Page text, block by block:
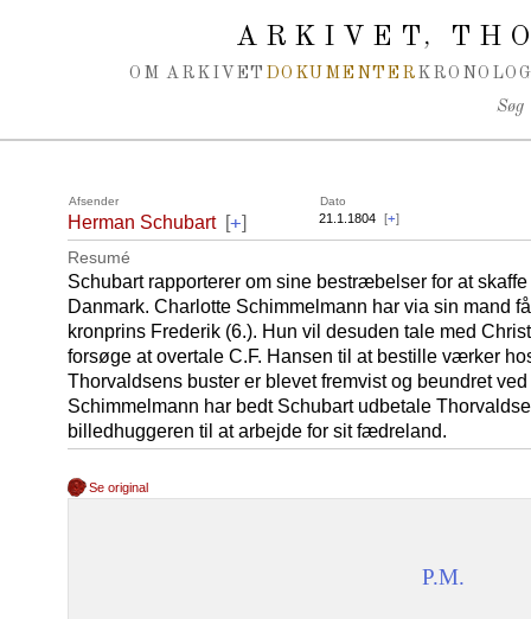
ARKIVET,
OM ARKIVET DOKUMENTER
Søg
Afsender Dato
Herman Schubart [+] 21.1.1804 [+]
Resumé
Schubart rapporterer om sine bestræbelser for at
Danmark. Charlotte Schimmelmann har via sin mand
kronprins Frederik (6.). Hun vil desuden tale med
forsøge at overtale C.F. Hansen til at bestille værker
Thorvaldsens buster er blevet fremvist og beundret
Schimmelmann har bedt Schubart udbetale
billedhuggeren til at arbejde for sit fædreland.
Se original
P.M.